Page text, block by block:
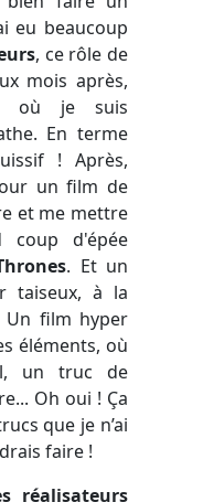
eu beaucoup
, ce rôle de
mois après,
où je suis
En terme
! Après,
un film de
et me mettre
d'épée
. Et un
taiseux, à la
Un film hyper
éléments, où
un truc de
Oh oui ! Ça
que je n’ai
faire !
réalisateurs